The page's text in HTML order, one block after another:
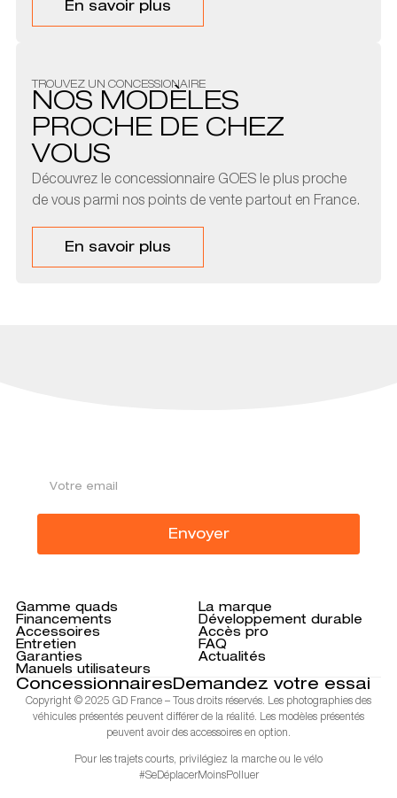
En savoir plus
TROUVEZ UN CONCESSIONAIRE
NOS MODÈLES
PROCHE DE CHEZ
VOUS
Découvrez le concessionnaire GOES le plus proche
de vous parmi nos points de vente partout en France.
En savoir plus
Envoyer
Gamme quads
Financements
Accessoires
La marque
Développement durable
Accès pro
Entretien
Garanties
Manuels utilisateurs
FAQ
Actualités
ConcessionnairesDemandez votre essai
Copyright © 2025 GD France – Tous droits réservés. Les photographies des
véhicules présentés peuvent différer de la réalité. Les modèles présentés
peuvent avoir des accessoires en option.
Pour les trajets courts, privilégiez la marche ou le vélo
#SeDéplacerMoinsPolluer